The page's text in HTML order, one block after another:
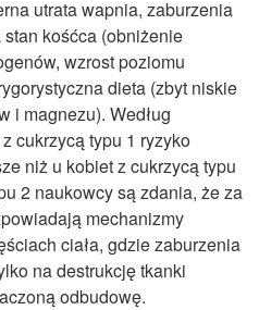
utrata wapnia, zaburzenia
kośćca (obniżenie
wzrost poziomu
dieta (zbyt niskie
i magnezu). Według
cukrzycą typu 1 ryzyko
niż u kobiet z cukrzycą typu
2 naukowcy są zdania, że za
mechanizmy
ciała, gdzie zaburzenia
na destrukcję tkanki
odbudowę.